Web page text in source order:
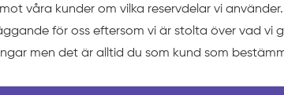
våra kunder om vilka reservdelar vi
för oss eftersom vi är stolta över vad vi
men det är alltid du som kund som